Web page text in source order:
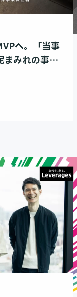
へ。「当事
まみれの事業